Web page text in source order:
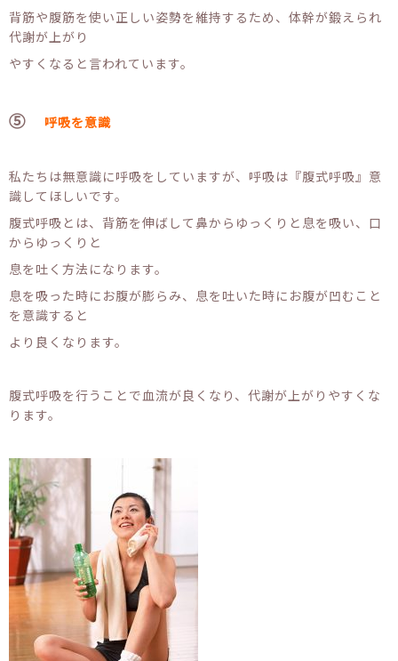
背筋や腹筋を使い正しい姿勢を維持するため、体幹が鍛えられ
代謝が上がり
やすくなると言われています。
⑤ 呼吸を意識
私たちは無意識に呼吸をしていますが、呼吸は『腹式呼吸』意
識してほしいです。
腹式呼吸とは、背筋を伸ばして鼻からゆっくりと息を吸い、口
からゆっくりと
息を吐く方法になります。
息を吸った時にお腹が膨らみ、息を吐いた時にお腹が凹むこと
を意識すると
より良くなります。
腹式呼吸を行うことで血流が良くなり、代謝が上がりやすくな
ります。